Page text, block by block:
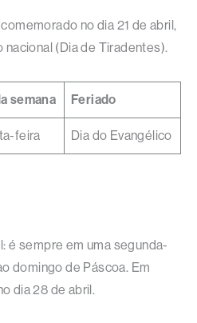
no dia 21 de abril,
nacional (Dia de Tiradentes).
semana Feriado
feira Dia do Evangélico
é sempre em uma segunda-
domingo de Páscoa. Em
dia 28 de abril.